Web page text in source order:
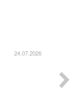
24.07.2026